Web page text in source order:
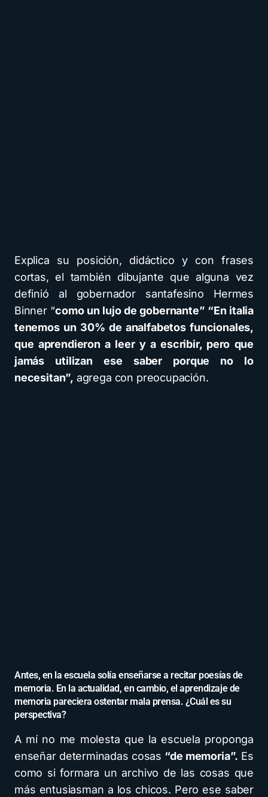
Explica su posición, didáctico y con frases
cortas, el también dibujante que alguna vez
definió al gobernador santafesino Hermes
Binner “como un lujo de gobernante” “En italia
tenemos un 30% de analfabetos funcionales,
que aprendieron a leer y a escribir, pero que
jamás utilizan ese saber porque no lo
necesitan”, agrega con preocupación.
Antes, en la escuela solía enseñarse a recitar poesías de
memoria. En la actualidad, en cambio, el aprendizaje de
memoria pareciera ostentar mala prensa. ¿Cuál es su
perspectiva?
A mí no me molesta que la escuela proponga
enseñar determinadas cosas “de memoria”. Es
como si formara un archivo de las cosas que
más entusiasman a los chicos. Pero ese saber